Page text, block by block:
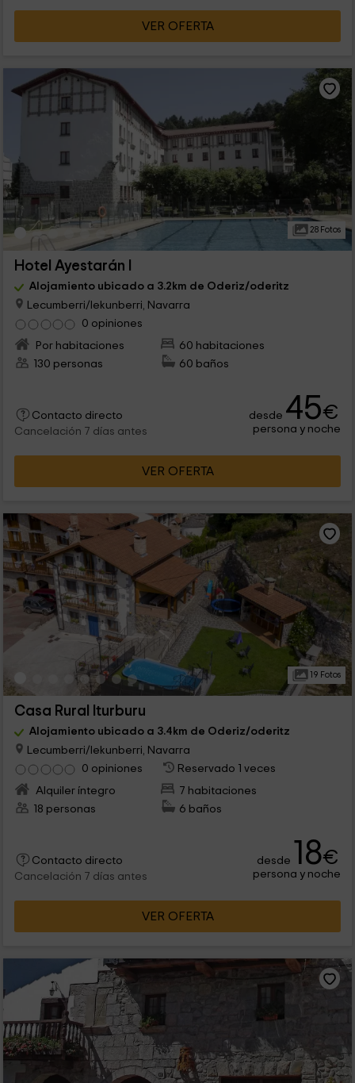
VER OFERTA
28 Fotos
Hotel Ayestarán I
Alojamiento ubicado a 3.2km de Oderiz/oderitz
Lecumberri/lekunberri, Navarra
0 opiniones
Por habitaciones
60 habitaciones
130 personas
60 baños
Contacto directo
Cancelación 7 días antes
desde 45€
persona y noche
VER OFERTA
19 Fotos
Casa Rural Iturburu
Alojamiento ubicado a 3.4km de Oderiz/oderitz
Lecumberri/lekunberri, Navarra
0 opiniones
Reservado 1 veces
Alquiler íntegro
7 habitaciones
18 personas
6 baños
Contacto directo
Cancelación 7 días antes
desde 18€
persona y noche
VER OFERTA